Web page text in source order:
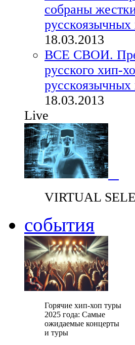
собраны
18.03.2013
ВСЕ СВОИ.
русского хип-
18.03.2013
Live
VIRTUAL
события
Горячие хип-хоп туры
2025 года: Самые
ожидаемые концерты
и туры